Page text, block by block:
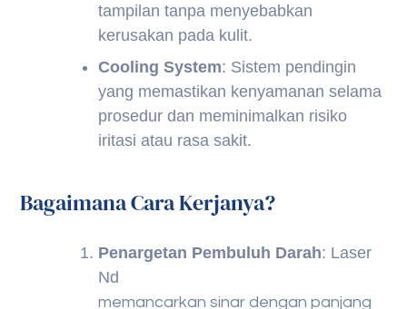
tampilan tanpa menyebabkan
kerusakan pada kulit.
Cooling System: Sistem pendingin
yang memastikan kenyamanan selama
prosedur dan meminimalkan risiko
iritasi atau rasa sakit.
Bagaimana Cara Kerjanya?
Penargetan Pembuluh Darah: Laser
Nd
memancarkan sinar dengan panjang